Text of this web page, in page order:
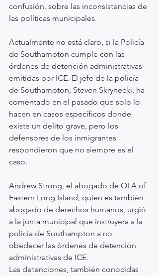
confusión, sobre las inconsistencias de
las políticas municipales.
Actualmente no está claro, si la Policía
de Southampton cumple con las
órdenes de detención administrativas
emitidas por ICE. El jefe de la policía
de Southampton, Steven Skrynecki, ha
comentado en el pasado que solo lo
hacen en casos específicos donde
existe un delito grave, pero los
defensores de los inmigrantes
respondieron que no siempre es el
caso.
Andrew Strong, el abogado de OLA of
Eastern Long Island, quien es también
abogado de derechos humanos, urgió
a la junta municipal que instruyera a la
policía de Southampton a no
obedecer las órdenes de detención
administrativas de ICE.
Las detenciones, también conocidas